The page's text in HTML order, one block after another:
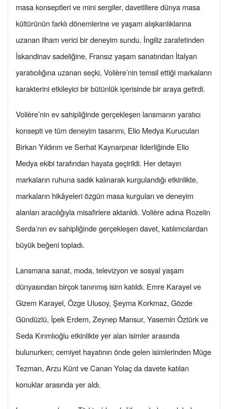
masa konseptleri ve mini sergiler, davetlilere dünya masa
kültürünün farklı dönemlerine ve yaşam alışkanlıklarına
uzanan ilham verici bir deneyim sundu. İngiliz zarafetinden
İskandinav sadeliğine, Fransız yaşam sanatından İtalyan
yaratıcılığına uzanan seçki, Volière’nin temsil ettiği markaların
karakterini etkileyici bir bütünlük içerisinde bir araya getirdi.
Volière’nin ev sahipliğinde gerçekleşen lansmanın yaratıcı
konsepti ve tüm deneyim tasarımı, Elio Medya Kurucuları
Birkan Yıldırım ve Serhat Kaynarpınar liderliğinde Elio
Medya ekibi tarafından hayata geçirildi. Her detayın
markaların ruhuna sadık kalınarak kurgulandığı etkinlikte,
markaların hikâyeleri özgün masa kurguları ve deneyim
alanları aracılığıyla misafirlere aktarıldı. Volière adına Rozelin
Serda’nın ev sahipliğinde gerçekleşen davet, katılımcılardan
büyük beğeni topladı.
Lansmana sanat, moda, televizyon ve sosyal yaşam
dünyasından birçok tanınmış isim katıldı. Emre Karayel ve
Gizem Karayel, Özge Ulusoy, Şeyma Korkmaz, Gözde
Gündüzlü, İpek Erdem, Zeynep Mansur, Yasemin Öztürk ve
Seda Kırımlıoğlu etkinlikte yer alan isimler arasında
bulunurken; cemiyet hayatının önde gelen isimlerinden Müge
Tezman, Arzu Künt ve Canan Yolaç da davete katılan
konuklar arasında yer aldı.